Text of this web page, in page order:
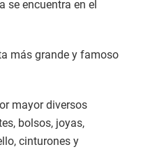
se encuentra en el
más grande y famoso
mayor diversos
bolsos, joyas,
cinturones y